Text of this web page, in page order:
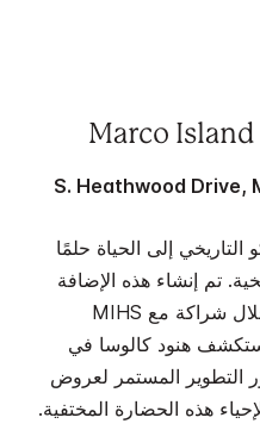
Marco
إلى الحياة حلمًا
تم إنشاء هذه الإضافة
الأحدث إلى نظام المتاحف من خلال شراكة مع MIHS
هنود كالوسا في
المستمر لعروض
هذه الحضارة المختفية.